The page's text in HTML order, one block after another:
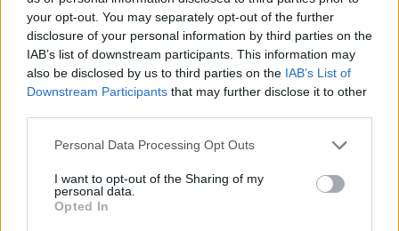
your opt-out. You may separately opt-out of the further
disclosure of your personal information by third parties on the
IAB’s list of downstream participants. This information may
also be disclosed by us to third parties on the IAB’s List of
Downstream Participants that may further disclose it to other
Personal Data Processing Opt Outs
I want to opt-out of the Sharing of my
personal data.
Opted In
Decisiones
personales
Pascual asegura que la incompatibilidad con el club es
puede ser beneficiosa para ambas partes, evitando
conflictos futuros. Aunque el club intentó convencerlo
de quedarse, su determinación es firme. Su objetivo es